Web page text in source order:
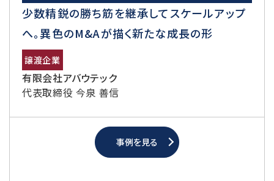
少数精鋭の勝ち筋を継承してスケールアップ
へ。異色のM&Aが描く新たな成長の形
譲渡企業
有限会社アバウテック
代表取締役 今泉 善信
事例を見る